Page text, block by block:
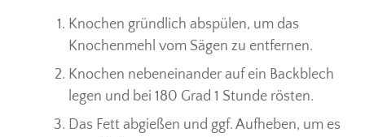
Knochen gründlich abspülen, um das
Knochenmehl vom Sägen zu entfernen.
Knochen nebeneinander auf ein Backblech
legen und bei 180 Grad 1 Stunde rösten.
Das Fett abgießen und ggf. Aufheben, um es